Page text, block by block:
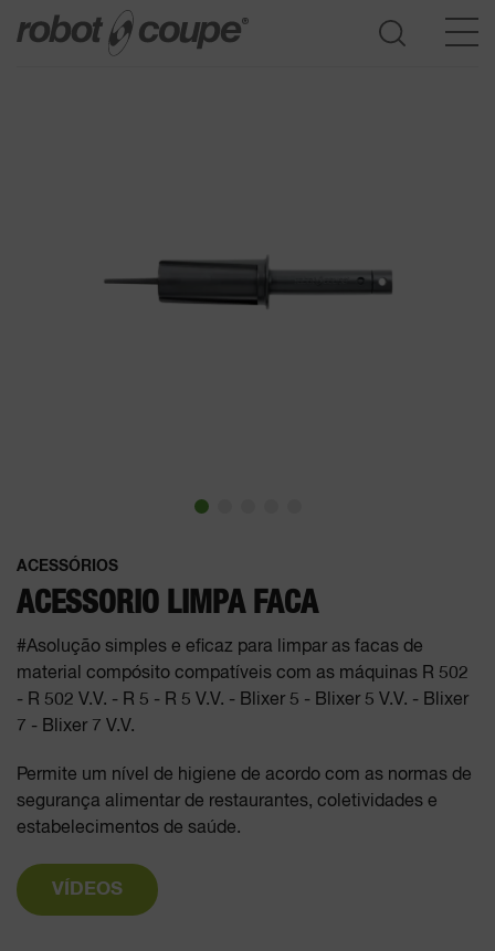
ACESSÓRIOS
ACESSORIO LIMPA FACA
#Asolução simples e eficaz para limpar as facas de
material compósito compatíveis com as máquinas R 502
- R 502 V.V. - R 5 - R 5 V.V. - Blixer 5 - Blixer 5 V.V. - Blixer
7 - Blixer 7 V.V.
Permite um nível de higiene de acordo com as normas de
segurança alimentar de restaurantes, coletividades e
estabelecimentos de saúde.
VÍDEOS